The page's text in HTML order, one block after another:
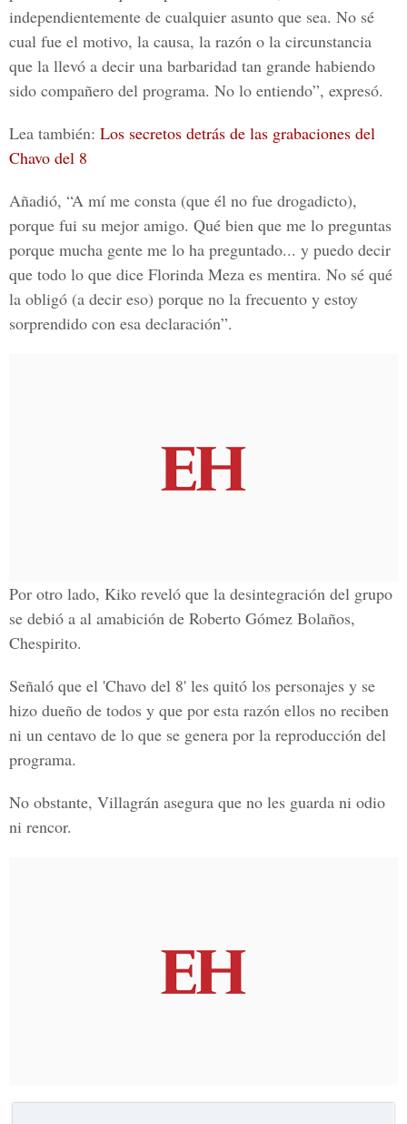
independientemente de cualquier asunto que sea. No sé
cual fue el motivo, la causa, la razón o la circunstancia
que la llevó a decir una barbaridad tan grande habiendo
sido compañero del programa. No lo entiendo”, expresó.
Lea también: Los secretos detrás de las grabaciones del
Chavo del 8
Añadió, “A mí me consta (que él no fue drogadicto),
porque fui su mejor amigo. Qué bien que me lo preguntas
porque mucha gente me lo ha preguntado... y puedo decir
que todo lo que dice Florinda Meza es mentira. No sé qué
la obligó (a decir eso) porque no la frecuento y estoy
sorprendido con esa declaración”.
Por otro lado, Kiko reveló que la desintegración del grupo
se debió a al amabición de Roberto Gómez Bolaños,
Chespirito.
Señaló que el 'Chavo del 8' les quitó los personajes y se
hizo dueño de todos y que por esta razón ellos no reciben
ni un centavo de lo que se genera por la reproducción del
programa.
No obstante, Villagrán asegura que no les guarda ni odio
ni rencor.